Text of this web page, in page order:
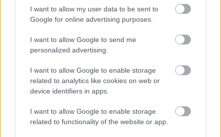
I want to allow my user data to be sent to
Google for online advertising purposes.
I want to allow Google to send me
personalized advertising.
I want to allow Google to enable storage
related to analytics like cookies on web or
device identifiers in apps.
I want to allow Google to enable storage
related to functionality of the website or app.
Ezek a magyar kozmetikai márkák
odafigyelnek a környezetünkre
Sminkeszközök
fertőtlenítése
A sminkecseteknél és a szivacsoknál is nagyon
fontos, hogy rendszeresen fertőtlenítsük őket,